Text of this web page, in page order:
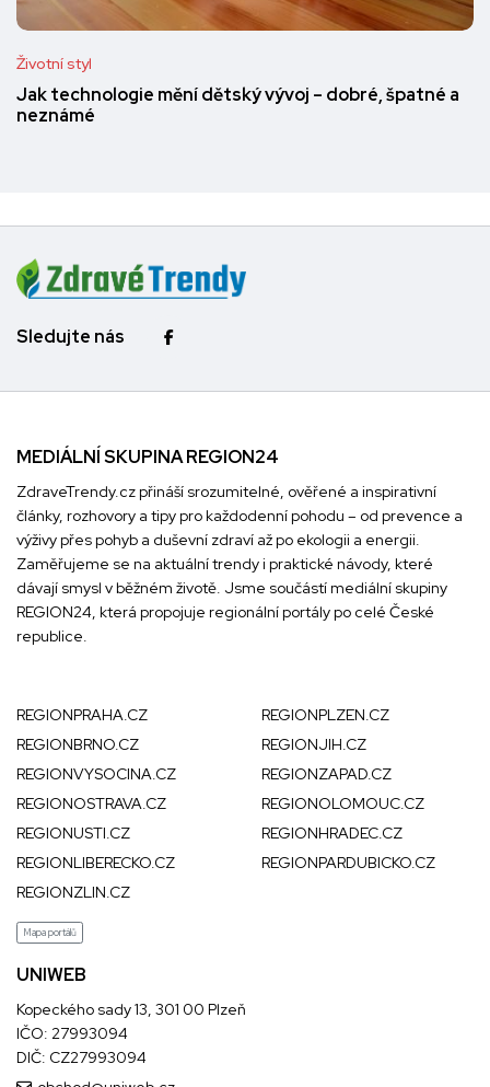
Životní styl
Jak technologie mění dětský vývoj – dobré, špatné a
neznámé
Sledujte nás
MEDIÁLNÍ SKUPINA REGION24
ZdraveTrendy.cz přináší srozumitelné, ověřené a inspirativní
články, rozhovory a tipy pro každodenní pohodu – od prevence a
výživy přes pohyb a duševní zdraví až po ekologii a energii.
Zaměřujeme se na aktuální trendy i praktické návody, které
dávají smysl v běžném životě. Jsme součástí mediální skupiny
REGION24, která propojuje regionální portály po celé České
republice.
REGIONPRAHA.CZ
REGIONPLZEN.CZ
REGIONBRNO.CZ
REGIONJIH.CZ
REGIONVYSOCINA.CZ
REGIONZAPAD.CZ
REGIONOSTRAVA.CZ
REGIONOLOMOUC.CZ
REGIONUSTI.CZ
REGIONHRADEC.CZ
REGIONLIBERECKO.CZ
REGIONPARDUBICKO.CZ
REGIONZLIN.CZ
Mapa portálů
UNIWEB
Kopeckého sady 13, 301 00 Plzeň
IČO: 27993094
DIČ: CZ27993094